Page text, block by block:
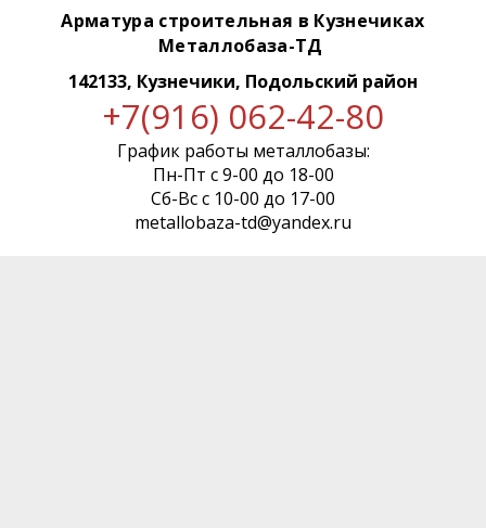
Арматура строительная в Кузнечиках
Металлобаза-ТД
142133, Кузнечики, Подольский район
+7(916) 062-42-80
График работы металлобазы:
Пн-Пт с 9-00 до 18-00
Сб-Вс с 10-00 до 17-00
metallobaza-td@yandex.ru